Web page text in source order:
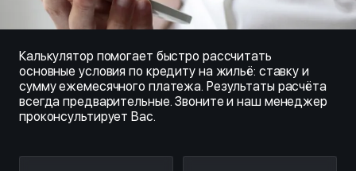
Калькулятор помогает быстро рассчитать
основные условия по кредиту на жильё: ставку и
сумму ежемесячного платежа. Результаты расчёта
всегда предварительные. Звоните и наш менеджер
проконсультирует Вас.